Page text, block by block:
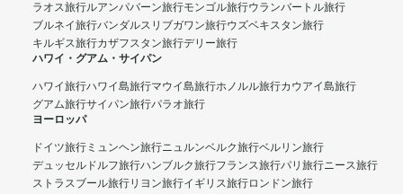
ラオス旅行ルアンパバーン旅行モンゴル旅行ウランバートル旅行
ブルネイ旅行バンダルスリブガワン旅行ウズベキスタン旅行
キルギス旅行カザフスタン旅行デリー旅行
ハワイ・グアム・サイパン
ハワイ旅行ハワイ島旅行マウイ島旅行ホノルル旅行カウアイ島旅行
グアム旅行サイパン旅行パラオ旅行
ヨーロッパ
ドイツ旅行 ミュンヘン旅行ニュルンベルク旅行ベルリン旅行
デュッセルドルフ旅行ハンブルク旅行フランス旅行パリ旅行ニース旅行
ストラスブール旅行リヨン旅行イギリス旅行ロンドン旅行